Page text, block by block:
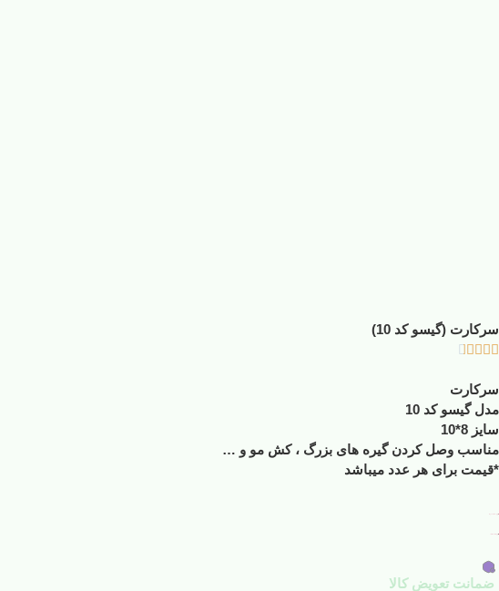
سرکارت (گیسو کد 10)





سرکارت
مدل گیسو کد 10
سایز 8*10
مناسب وصل کردن گیره های بزرگ ، کش مو و …
*قیمت برای هر عدد میباشد
ضمانت تعویض کالا